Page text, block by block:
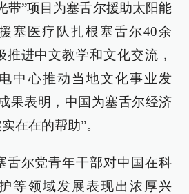
带”项目为塞舌尔援助太阳能
塞医疗队扎根塞舌尔40余
进中文教学和文化交流，
中心推动当地文化事业发
果表明，中国为塞舌尔经济
在在的帮助”。
舌尔党青年干部对中国在科
等领域发展表现出浓厚兴